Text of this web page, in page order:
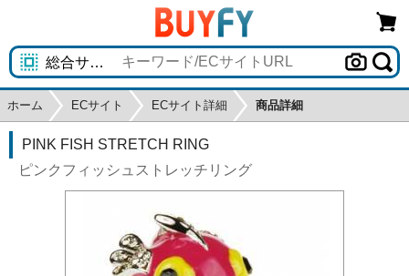
ホーム ECサイト ECサイト詳細 商品詳細
PINK FISH STRETCH RING
ピンクフィッシュストレッチリング